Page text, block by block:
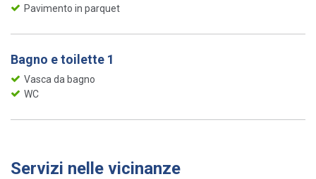
Pavimento in parquet
Bagno e toilette 1
Vasca da bagno
WC
Servizi nelle vicinanze